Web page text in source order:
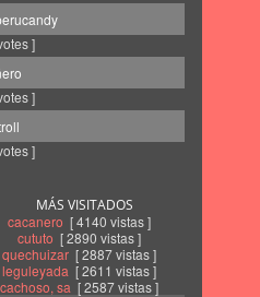
]
]
]
MÁS VISITADOS
cacanero [ 4140 vistas ]
cututo [ 2890 vistas ]
quechuizar [ 2887 vistas ]
leguleyada [ 2611 vistas ]
cachoso, sa [ 2587 vistas ]